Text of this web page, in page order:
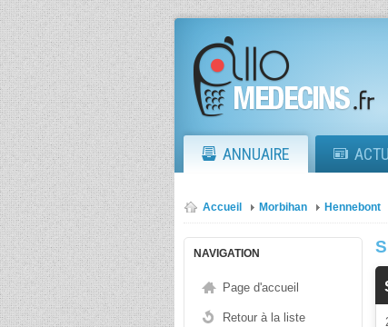
ANNUAIRE
Accueil Morbihan Hennebont
NAVIGATION
Page d'accueil
Retour à la liste